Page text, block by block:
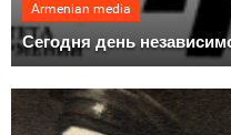
Armenian media
Сегодня день